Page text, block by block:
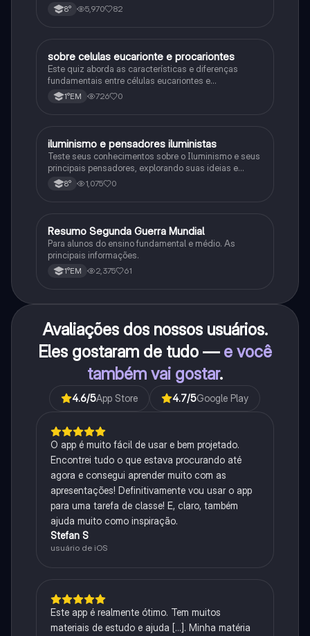
8° 5,970 82
Biologia
sobre celulas eucarionte e procariontes
Este quiz aborda as características e diferenças
fundamentais entre células eucariontes e
procariontes.
1°EM 726 0
História
iluminismo e pensadores iluministas
Teste seus conhecimentos sobre o Iluminismo e seus
principais pensadores, explorando suas ideias e
impacto histórico.
8° 1,075 0
História
Resumo Segunda Guerra Mundial
Para alunos do ensino fundamental e médio. As
principais informações.
1°EM 2,375 61
Avaliações dos nossos usuários.
Eles gostaram de tudo — e você
também vai gostar.
4.6/5App Store 4.7/5Google Play
O app é muito fácil de usar e bem projetado.
Encontrei tudo o que estava procurando até
agora e consegui aprender muito com as
apresentações! Definitivamente vou usar o app
para uma tarefa de classe! E, claro, também
ajuda muito como inspiração.
Stefan S
usuário de iOS
Este app é realmente ótimo. Tem muitos
materiais de estudo e ajuda [...]. Minha matéria